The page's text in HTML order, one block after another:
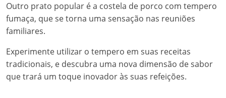
Outro prato popular é a costela de porco com tempero
fumaça, que se torna uma sensação nas reuniões
familiares.
Experimente utilizar o tempero em suas receitas
tradicionais, e descubra uma nova dimensão de sabor
que trará um toque inovador às suas refeições.